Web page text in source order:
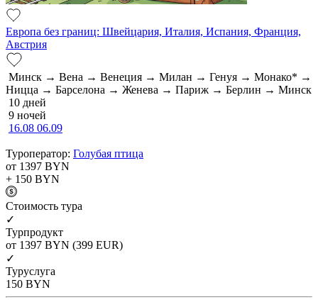
Европа без границ: Швейцария, Италия, Испания, Франция,
Австрия
Минск → Вена → Венеция → Милан → Генуя → Монако* →
Ницца → Барселона → Женева → Париж → Берлин → Минск
10 дней
9 ночей
16.08 06.09
Туроператор: Голубая птица
от 1397 BYN
+ 150 BYN
Cтоимость тура
✓
Турпродукт
от 1397 BYN (399 EUR)
✓
Туруслуга
150 BYN